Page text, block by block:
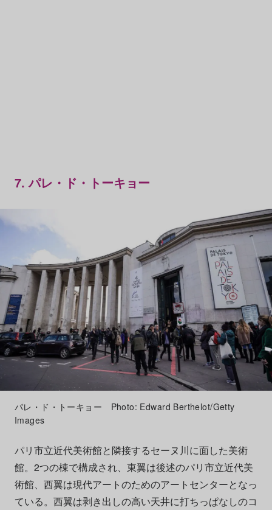
7. パレ・ド・トーキョー
パレ・ド・トーキョー Photo: Edward Berthelot/Getty
Images
パリ市立近代美術館と隣接するセーヌ川に面した美術
館。2つの棟で構成され、東翼は後述のパリ市立近代美
術館、西翼は現代アートのためのアートセンターとなっ
ている。西翼は剥き出しの高い天井に打ちっぱなしのコ